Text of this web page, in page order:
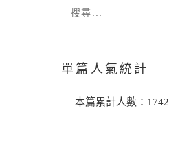
單篇人氣統計
本篇累計人數： 1742